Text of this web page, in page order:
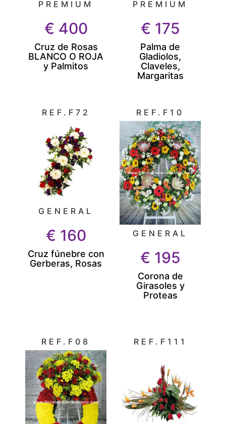
PREMIUM
€ 400
Cruz de Rosas
BLANCO O ROJA
y Palmitos
PREMIUM
€ 175
Palma de
Gladiolos,
Claveles,
Margaritas
REF.F72
GENERAL
€ 160
Cruz fúnebre con
Gerberas, Rosas
REF.F10
GENERAL
€ 195
Corona de
Girasoles y
Proteas
REF.F08 REF.F111